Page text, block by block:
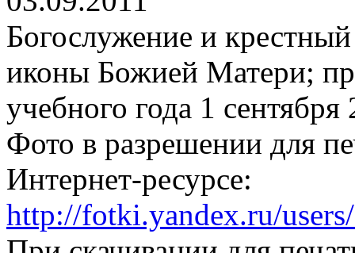
Богослужение и
иконы Божией Матери;
учебного года 1
Фото в разрешении для
Интернет-ресурсе:
http://fotki.yandex.ru/